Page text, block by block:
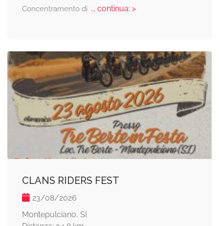
Concentramento di ... continua: >
CLANS RIDERS FEST
23/08/2026
Montepulciano, SI